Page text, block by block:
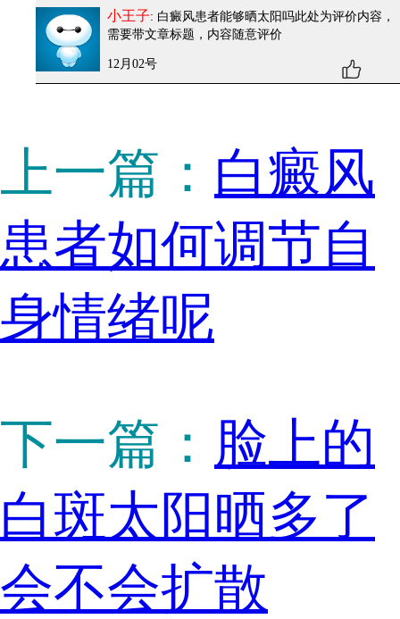
小王子: 白癜风患者能够晒太阳吗此处为评价内容，
需要带文章标题，内容随意评价
12月02号
上一篇： 白癜风
患者如何调节自
身情绪呢
下一篇： 脸上的
白斑太阳晒多了
会不会扩散